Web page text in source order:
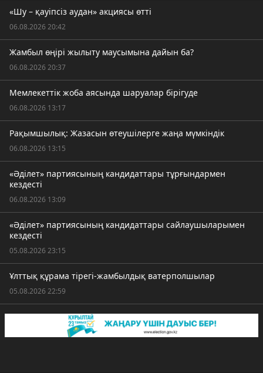
«Шу – қауіпсіз аудан» акциясы өтті
06.08.2026 20:42
Жамбыл өңірі жылыту маусымына дайын ба?
06.08.2026 20:37
Мемлекеттік жоба аясында шаруалар бірігуде
06.08.2026 13:17
Рақымшылық: Жазасын өтеушілерге жаңа мүмкіндік
06.08.2026 13:15
«Әділет» партиясының кандидаттары тұрғындармен
кездесті
06.08.2026 13:09
«Әділет» партиясының кандидаттары сайлаушыларымен
кездесті
05.08.2026 23:15
Ұлттық құрама тірегі-жамбылдық ватерполшылар
05.08.2026 22:59